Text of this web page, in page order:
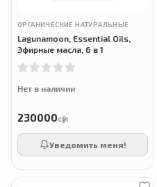
ОРГАНИЧЕСКИЕ НАТУРАЛЬНЫЕ
Lagunamoon, Essential Oils,
Эфирные масла, 6 в 1
Нет в наличии
230000сӯм
Уведомить меня!